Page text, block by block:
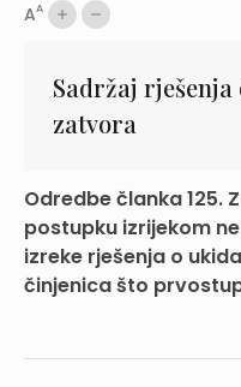
AA
Sadržaj
zatvora
Odredbe članka 125.
postupku izrijekom
izreke rješenja o
činjenica što